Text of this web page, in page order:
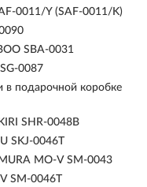
0011/Y (SAF-0011/K)
SBA-0031
0087
в подарочной коробке
SHR-0048B
SKJ-0046T
MO-V SM-0043
SM-0046T